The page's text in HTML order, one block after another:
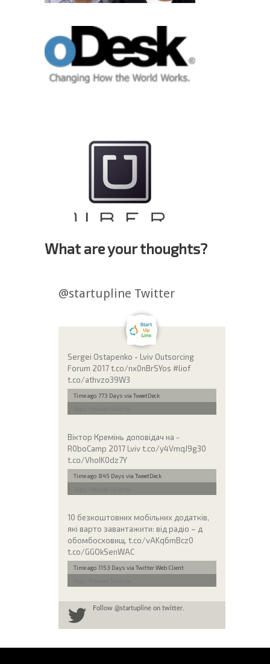
What are your thoughts?
@startupline Twitter
Sergei Ostapenko - Lviv Outsorcing
Forum 2017 t.co/nx0nBrSYos #liof
t.co/athvzo39W3
Time ago 773 Days via TweetDeck
Віктор Кремінь доповідач на -
R0boCamp 2017 Lviv t.co/y4VmqJ9g30
t.co/VhoIK0dz7Y
Time ago 845 Days via TweetDeck
10 безкоштовних мобільних додатків,
які варто завантажити: від радіо – д
обомбосховищ. t.co/vAKq6mBcz0
t.co/GGOkSenWAC
Time ago 1153 Days via Twitter Web Client
Follow@startupline on twitter.